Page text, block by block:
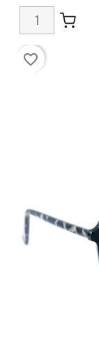
favorite_border